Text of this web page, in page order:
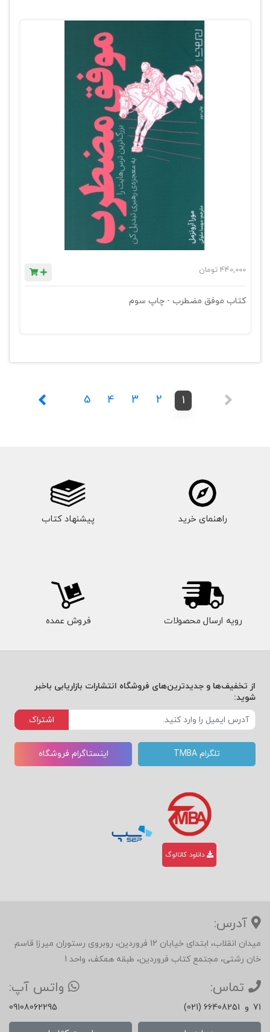
440,000 تومان
کتاب موفق مضطرب - چاپ سوم
1
2
3
4
5
راهنمای خرید پیشنهاد کتاب
رویه ارسال محصولات فروش عمده
از تخفیف‌ها و جدیدترین‌های فروشگاه انتشارات بازاریابی باخبر
شوید:
اشتراک
تلگرام TMBA اینستاگرام فروشگاه
دانلود کاتالوگ
آدرس:
میدان انقلاب، ابتدای خیابان 12 فروردین، روبروی رستوران میرزا قاسم
خان رشتی، مجتمع کتاب فروردین، طبقه همکف، واحد 1
تماس:
(021) 66408251 و 71
واتس آپ:
09108062295